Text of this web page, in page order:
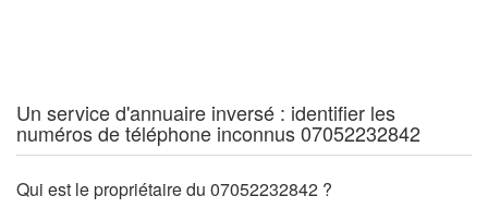
Un service d'annuaire inversé : identifier les
numéros de téléphone inconnus 07052232842
Qui est le propriétaire du 07052232842 ?